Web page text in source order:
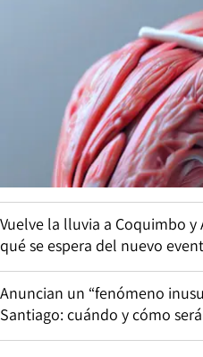
Vuelve la lluvia a Coquimbo y
qué se espera del nuevo
Anuncian un “fenómeno
Santiago: cuándo y cómo